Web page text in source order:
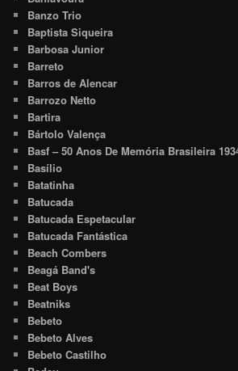
Banzo Trio
Baptista Siqueira
Barbosa Junior
Barreto
Barros de Alencar
Barrozo Netto
Bartira
Bártolo Valença
Basf – 50 Anos De Memória Brasileira
Basílio
Batatinha
Batucada
Batucada Espetacular
Batucada Fantástica
Beach Combers
Beagá Band's
Beat Boys
Beatniks
Bebeto
Bebeto Alves
Bebeto Castilho